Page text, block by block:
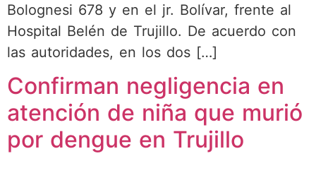
Bolognesi 678 y en el jr. Bolívar, frente al
Hospital Belén de Trujillo. De acuerdo con
las autoridades, en los dos […]
Confirman negligencia en
atención de niña que murió
por dengue en Trujillo